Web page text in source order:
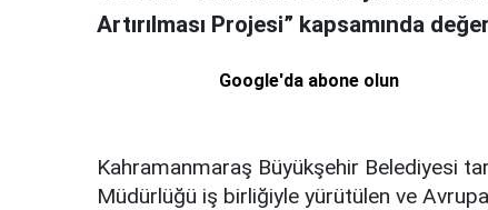
Artırılması Projesi” kapsamında
Google'da abone olun
Kahramanmaraş Büyükşehir Belediyesi
Müdürlüğü iş birliğiyle yürütülen ve